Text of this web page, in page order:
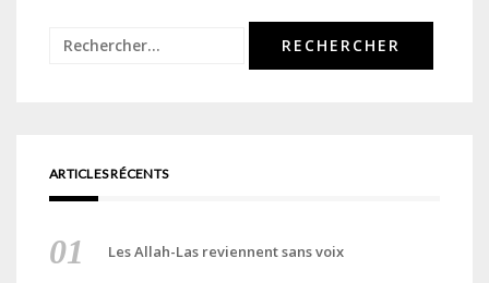
Rechercher :
ARTICLES RÉCENTS
Les Allah-Las reviennent sans voix